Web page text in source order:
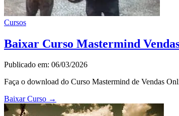
Cursos
Baixar Curso Mastermind
Publicado em: 06/03/2026
Faça o download do Curso Mastermind de Vendas
Baixar Curso →